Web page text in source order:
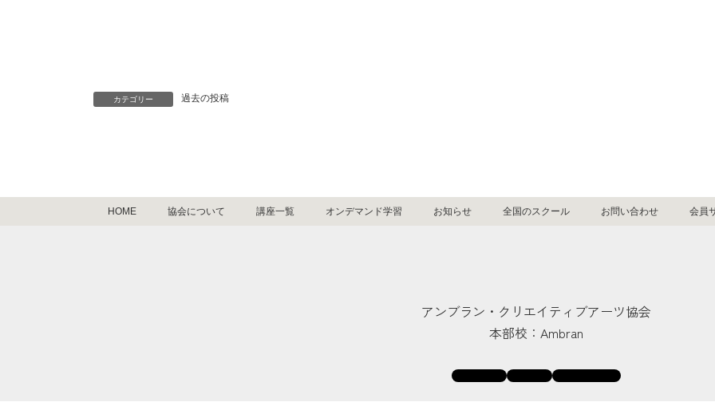
カテゴリー 過去の投稿
HOME 協会について 講座一覧 オンデマンド学習 お知らせ 全国のスクール お問い合わせ 会員
アンブラン・クリエイティブアーツ協会
本部校：Ambran